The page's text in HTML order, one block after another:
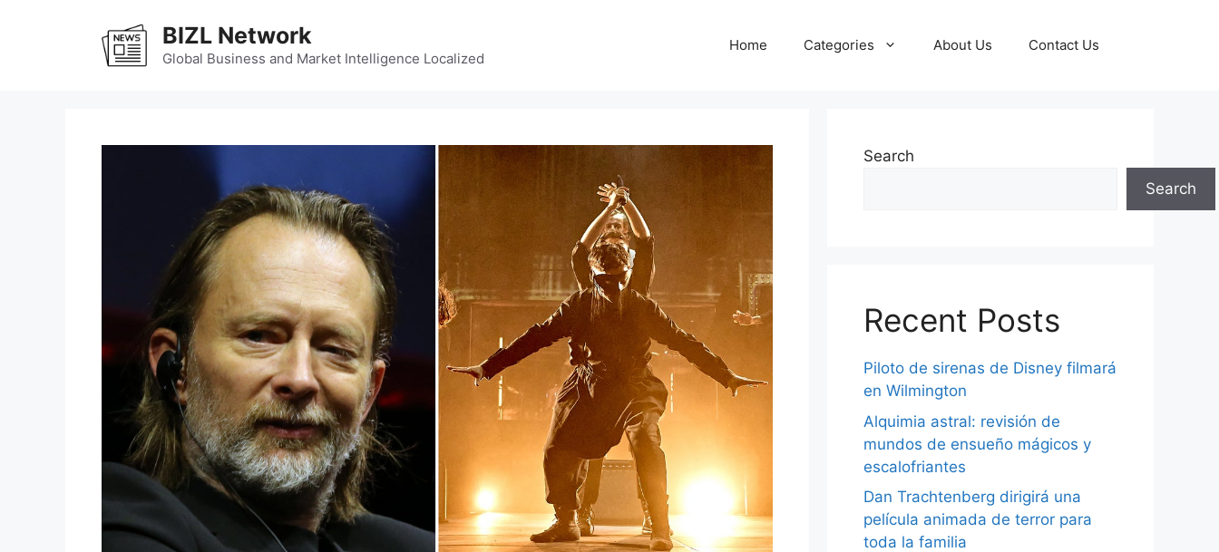
BIZL Network
Global Business and Market Intelligence Localized
Home Categories About Us Contact Us
Search
Search
Recent Posts
Piloto de sirenas de Disney filmará
en Wilmington
Alquimia astral: revisión de
mundos de ensueño mágicos y
escalofriantes
Dan Trachtenberg dirigirá una
película animada de terror para
toda la familia